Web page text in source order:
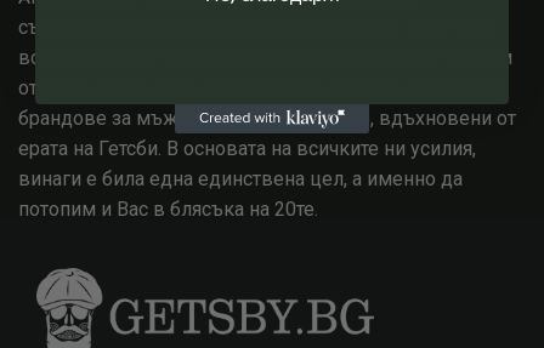
съсредоточихме знанията си в епохата на 1920-те и
всичко, с което тя промени световната мода. Работим
от години с едни от най високо оценените английски
брандове за мъжко и дамско облекло, вдъхновени от
ерата на Гетсби. В основата на всичките ни усилия,
винаги е била една единствена цел, а именно да
потопим и Вас в блясъка на 20те.